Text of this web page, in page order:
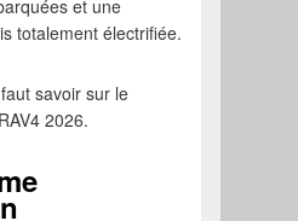
et une
totalement électrifiée.
savoir sur le
2026.